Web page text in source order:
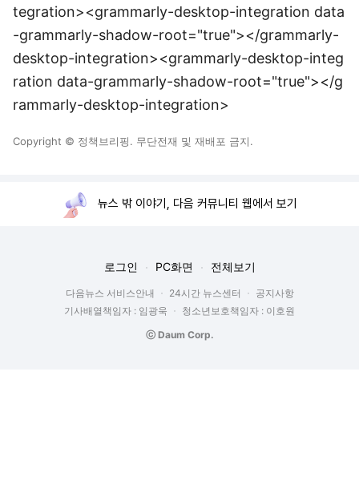
tegration><grammarly-desktop-integration data
-grammarly-shadow-root="true"></grammarly-
desktop-integration><grammarly-desktop-integ
ration data-grammarly-shadow-root="true"></g
rammarly-desktop-integration>
Copyright © 정책브리핑. 무단전재 및 재배포 금지.
뉴스 밖 이야기, 다음 커뮤니티 웹에서 보기
로그인 PC화면 전체보기
다음뉴스 서비스안내 24시간 뉴스센터
공지사항
기사배열책임자 : 임광욱
청소년보호책임자 : 이호원
ⓒ Daum Corp.